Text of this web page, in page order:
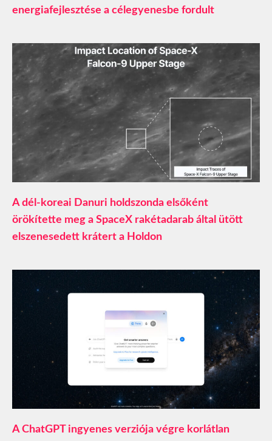
energiafejlesztése a célegyenesbe fordult
A dél-koreai Danuri holdszonda elsőként
örökítette meg a SpaceX rakétadarab által ütött
elszenesedett krátert a Holdon
A ChatGPT ingyenes verziója végre korlátlan